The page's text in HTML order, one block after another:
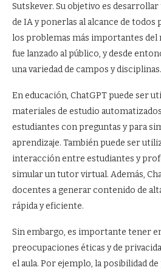
Sutskever. Su objetivo es
de IA y ponerlas al alcance de todos
los problemas más importantes del
fue lanzado al público, y desde
una variedad de campos y disciplinas.
En educación, ChatGPT puede ser
materiales de estudio
estudiantes con preguntas y para
aprendizaje. También puede ser
interacción entre estudiantes y
simular un tutor virtual. Además,
docentes a generar contenido de
rápida y eficiente.
Sin embargo, es importante tener
preocupaciones éticas y de
el aula. Por ejemplo, la posibilidad de